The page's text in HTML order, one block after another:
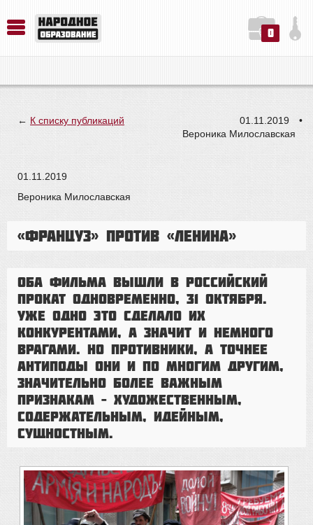
0
← К списку публикаций 01.11.2019
•
Вероника Милославская
01.11.2019
Вероника Милославская
«Француз» против «Ленина»
Оба фильма вышли в российский
прокат одновременно, 31 октября.
Уже одно это сделало их
конкурентами, а значит и немного
врагами. Но противники, а точнее
антиподы они и по многим другим,
значительно более важным
признакам – художественным,
содержательным, идейным,
сущностным.